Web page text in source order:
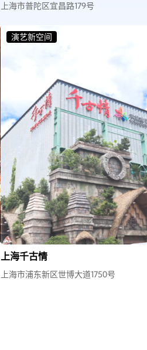
上海市普陀区宜昌路179号
上海千古情
上海市浦东新区世博大道1750号
演艺新空间